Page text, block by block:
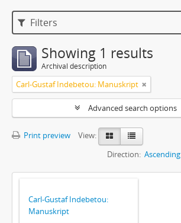
Filters
Showing 1 results
Archival description
Carl-Gustaf Indebetou: Manuskript
Advanced search options
Print preview
View:
Direction: Ascending
Carl-Gustaf Indebetou:
Manuskript